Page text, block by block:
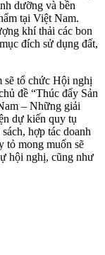
dưỡng và bền
tại Việt Nam.
khí thải các bon
đích sử dụng đất,
sẽ tổ chức Hội nghị
đề “Thúc đẩy Sản
– Những giải
dự kiến quy tụ
hợp tác doanh
tỏ mong muốn sẽ
hội nghị, cũng như